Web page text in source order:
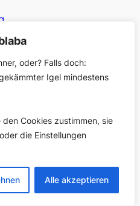
oder? Falls doch:
Igel mindestens
Cookies zustimmen, sie
die Einstellungen
Alle akzeptieren
mit Überlegungen zur
Radios. Was bisher
hat sich den
und Binnenlogik
und dem Metamedium